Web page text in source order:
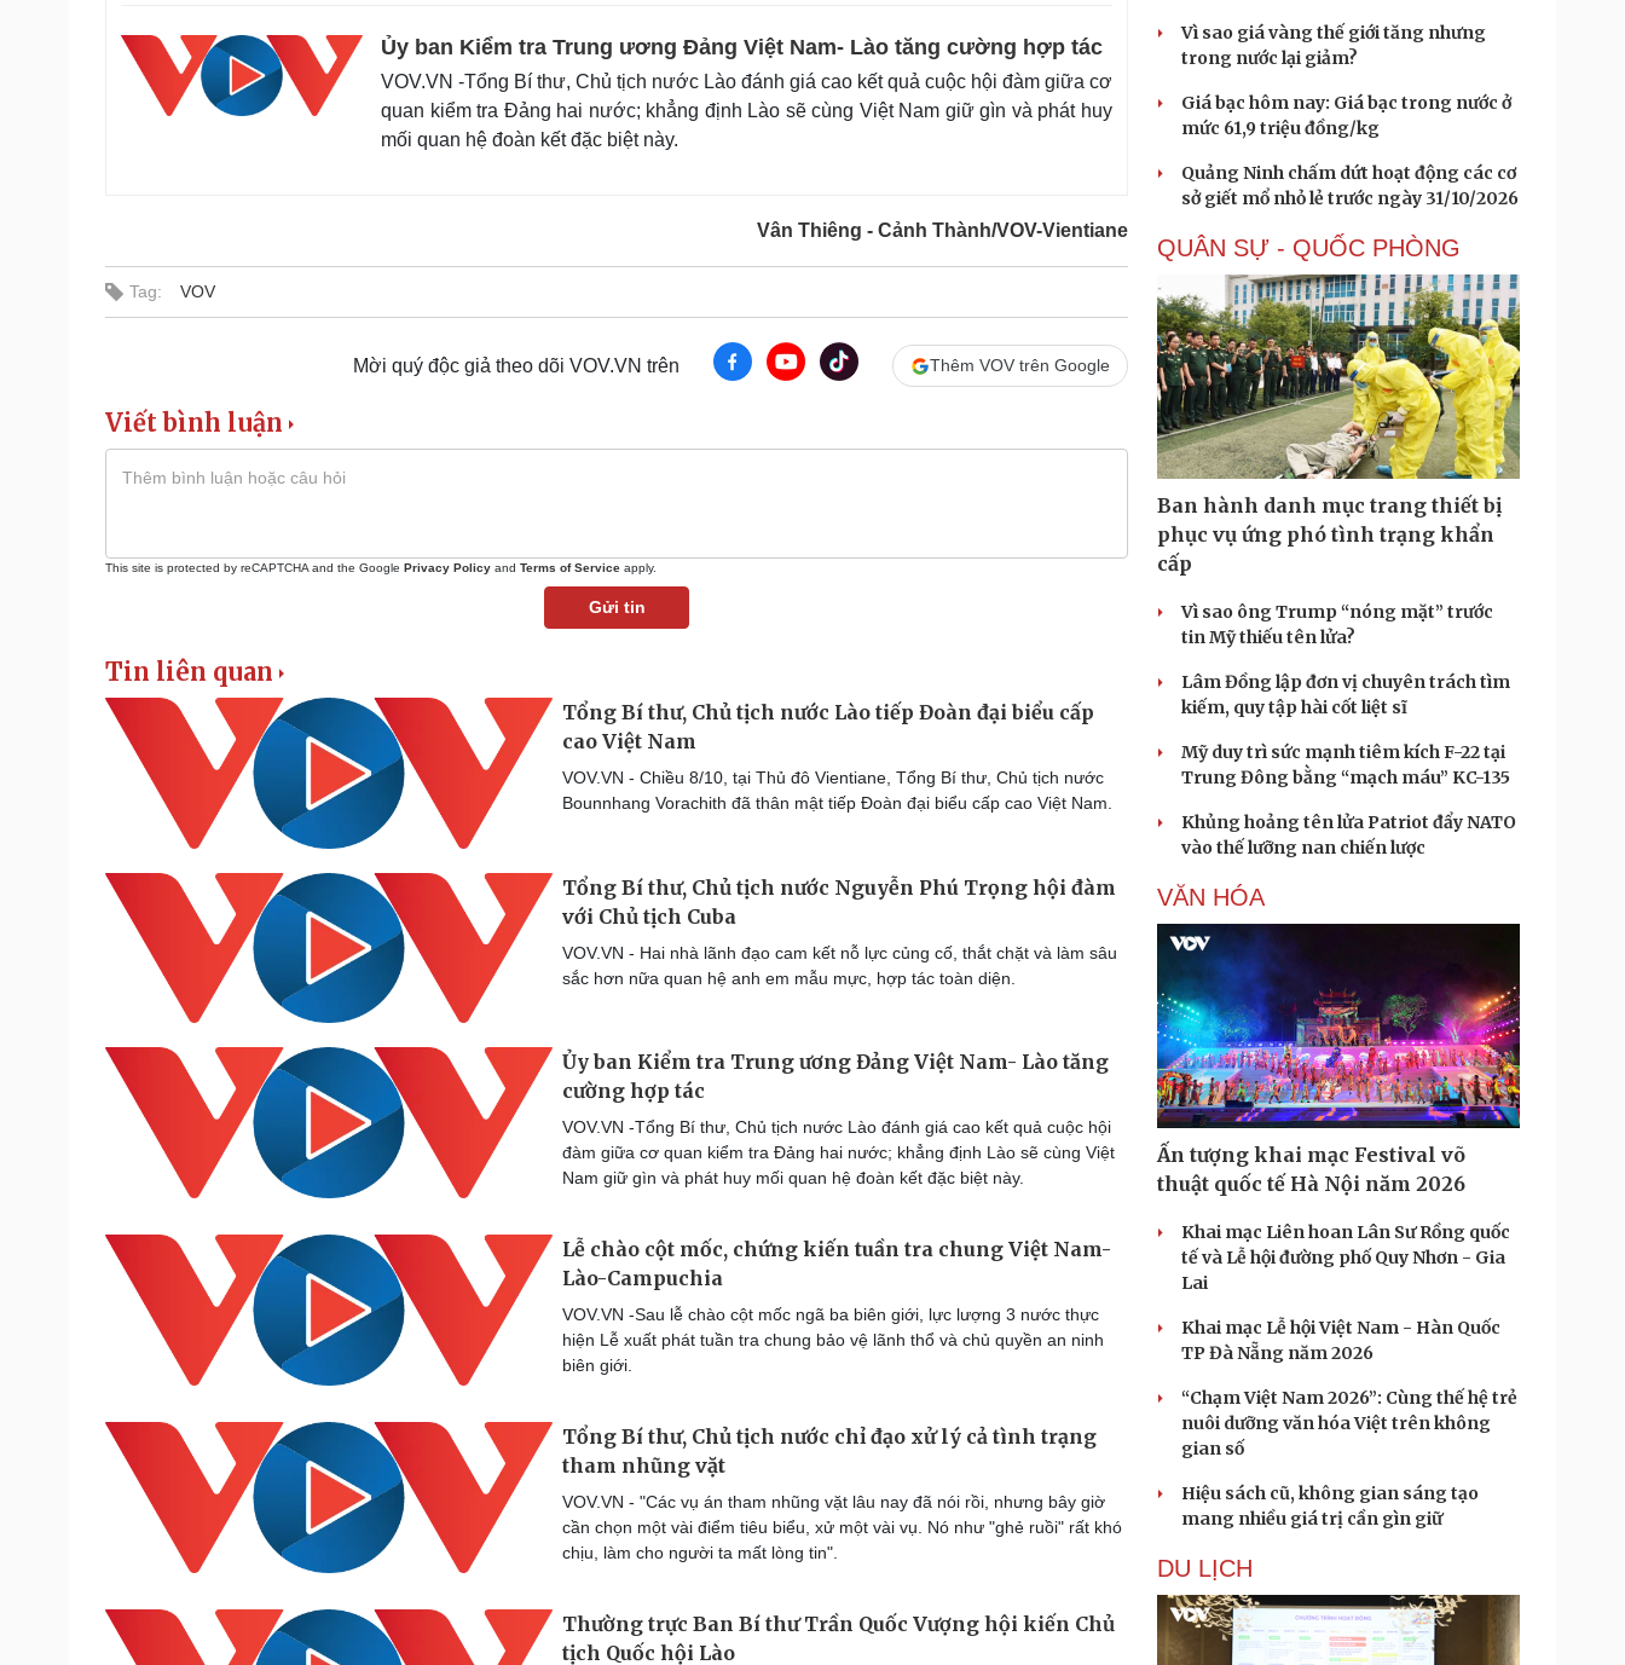
Ủy ban Kiểm tra Trung ương Đảng Việt Nam- Lào tăng cường hợp tác
VOV.VN -Tổng Bí thư, Chủ tịch nước Lào đánh giá cao kết quả cuộc hội đàm giữa cơ
quan kiểm tra Đảng hai nước; khẳng định Lào sẽ cùng Việt Nam giữ gìn và phát huy
mối quan hệ đoàn kết đặc biệt này.
Vân Thiêng - Cảnh Thành/VOV-Vientiane
Tag: VOV
Mời quý độc giả theo dõi VOV.VN trên Thêm VOV trên Google
Viết bình luận
This site is protected by reCAPTCHA and the Google Privacy Policy and Terms of Service apply.
Gửi tin
Tin liên quan
Tổng Bí thư, Chủ tịch nước Lào tiếp Đoàn đại biểu cấp
cao Việt Nam
VOV.VN - Chiều 8/10, tại Thủ đô Vientiane, Tổng Bí thư, Chủ tịch nước
Bounnhang Vorachith đã thân mật tiếp Đoàn đại biểu cấp cao Việt Nam.
Tổng Bí thư, Chủ tịch nước Nguyễn Phú Trọng hội đàm
với Chủ tịch Cuba
VOV.VN - Hai nhà lãnh đạo cam kết nỗ lực củng cố, thắt chặt và làm sâu
sắc hơn nữa quan hệ anh em mẫu mực, hợp tác toàn diện.
Ủy ban Kiểm tra Trung ương Đảng Việt Nam- Lào tăng
cường hợp tác
VOV.VN -Tổng Bí thư, Chủ tịch nước Lào đánh giá cao kết quả cuộc hội
đàm giữa cơ quan kiểm tra Đảng hai nước; khẳng định Lào sẽ cùng Việt
Nam giữ gìn và phát huy mối quan hệ đoàn kết đặc biệt này.
Lễ chào cột mốc, chứng kiến tuần tra chung Việt Nam-
Lào-Campuchia
VOV.VN -Sau lễ chào cột mốc ngã ba biên giới, lực lượng 3 nước thực
hiện Lễ xuất phát tuần tra chung bảo vệ lãnh thổ và chủ quyền an ninh
biên giới.
Tổng Bí thư, Chủ tịch nước chỉ đạo xử lý cả tình trạng
tham nhũng vặt
VOV.VN - "Các vụ án tham nhũng vặt lâu nay đã nói rồi, nhưng bây giờ
cần chọn một vài điểm tiêu biểu, xử một vài vụ. Nó như "ghẻ ruồi" rất khó
chịu, làm cho người ta mất lòng tin".
Thường trực Ban Bí thư Trần Quốc Vượng hội kiến Chủ
tịch Quốc hội Lào
Vì sao giá vàng thế giới tăng nhưng
trong nước lại giảm?
Giá bạc hôm nay: Giá bạc trong nước ở
mức 61,9 triệu đồng/kg
Quảng Ninh chấm dứt hoạt động các cơ
sở giết mổ nhỏ lẻ trước ngày 31/10/2026
QUÂN SỰ - QUỐC PHÒNG
Ban hành danh mục trang thiết bị
phục vụ ứng phó tình trạng khẩn
cấp
Vì sao ông Trump “nóng mặt” trước
tin Mỹ thiếu tên lửa?
Lâm Đồng lập đơn vị chuyên trách tìm
kiếm, quy tập hài cốt liệt sĩ
Mỹ duy trì sức mạnh tiêm kích F-22 tại
Trung Đông bằng “mạch máu” KC-135
Khủng hoảng tên lửa Patriot đẩy NATO
vào thế lưỡng nan chiến lược
VĂN HÓA
Ấn tượng khai mạc Festival võ
thuật quốc tế Hà Nội năm 2026
Khai mạc Liên hoan Lân Sư Rồng quốc
tế và Lễ hội đường phố Quy Nhơn - Gia
Lai
Khai mạc Lễ hội Việt Nam - Hàn Quốc
TP Đà Nẵng năm 2026
“Chạm Việt Nam 2026”: Cùng thế hệ trẻ
nuôi dưỡng văn hóa Việt trên không
gian số
Hiệu sách cũ, không gian sáng tạo
mang nhiều giá trị cần gìn giữ
DU LỊCH